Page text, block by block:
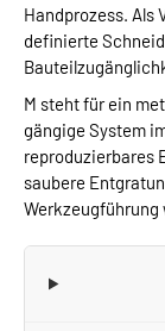
Handprozess. Als
definierte
M steht für ein
gängige System
reproduzierbares
saubere